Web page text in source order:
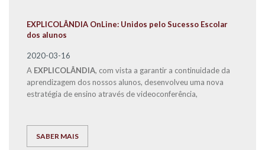
EXPLICOLÂNDIA OnLine: Unidos pelo Sucesso Escolar
dos alunos
2020-03-16
A EXPLICOLÂNDIA, com vista a garantir a continuidade da
aprendizagem dos nossos alunos, desenvolveu uma nova
estratégia de ensino através de videoconferência,
SABER MAIS